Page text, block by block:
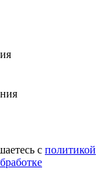
с политикой